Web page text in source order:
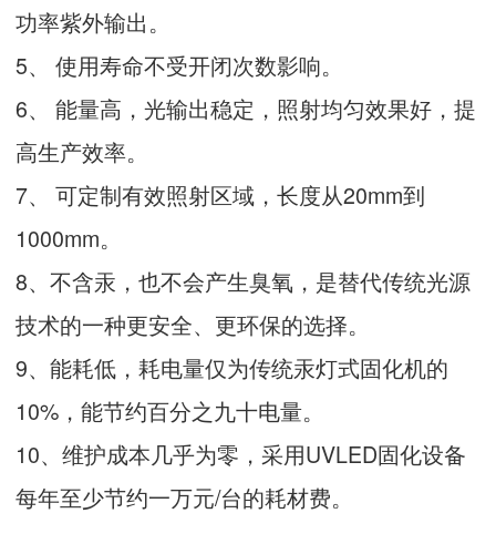
功率紫外输出。
5、 使用寿命不受开闭次数影响。
6、 能量高，光输出稳定，照射均匀效果好，提
高生产效率。
7、 可定制有效照射区域，长度从20mm到
1000mm。
8、不含汞，也不会产生臭氧，是替代传统光源
技术的一种更安全、更环保的选择。
9、能耗低，耗电量仅为传统汞灯式固化机的
10%，能节约百分之九十电量。
10、维护成本几乎为零，采用UVLED固化设备
每年至少节约一万元/台的耗材费。